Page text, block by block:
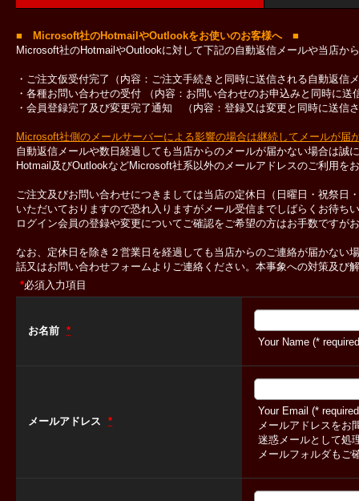
■ Microsoft社のHotmailやOutlookをお使いのお客様へ ■
Microsoft社のHotmailやOutlookに対して下記の自動返信メールや当店か
・ご注文仮受付完了（内容：ご注文手続きと同時に送信される自動返信
・各種お問い合わせの受付 （内容：お問い合わせのお申込みと同時に送
・会員登録完了及び変更完了通知 （内容：登録又は変更と同時に送信
Microsoft社側のメールサーバーによる影響の場合は継続してメールが届
自動返信メールや数日経過しても当店からのメールが届かない場合は誠
Hotmail及びOutlookなどMicrosoft社系以外のメールアドレスのご利用を
ご注文及びお問い合わせにつきましては当店の定休日（日曜日・祝祭
いただいておりますので恐れ入りますがメール受信までしばらくお待ち
ログイン会員の登録や変更についてご確認をご希望の方はお手数ですが
なお、定休日を除き２営業日を経過しても当店からのご連絡が届かな
話又はお問い合わせフォームよりご連絡ください。本事象への対策及
*必須入力項目
お名前 *
Your Name (*
メールアドレス *
Your Email (*
メールアドレスをお
迷惑メールとして処
メールフォルダもご